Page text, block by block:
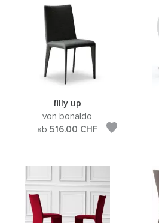
filly up
von bonaldo
ab 516.00 CHF